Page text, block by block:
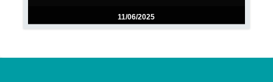
11/06/2025